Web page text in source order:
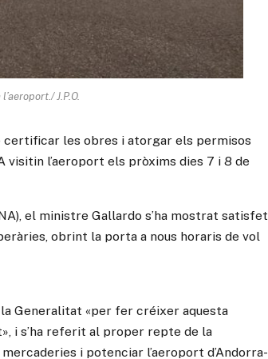
J.P.O.
certificar les obres i atorgar els permisos
visitin l’aeroport els pròxims dies 7 i 8 de
el ministre Gallardo s’ha mostrat satisfet
obrint la porta a nous horaris de vol
Generalitat «per fer créixer aquesta
i s’ha referit al proper repte de la
i potenciar l’aeroport d’Andorra-